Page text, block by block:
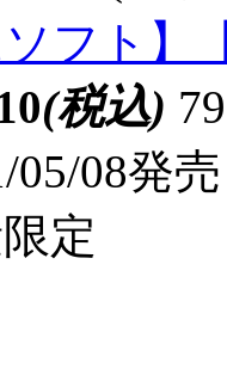
フト】
(税込)
05/08発売
定